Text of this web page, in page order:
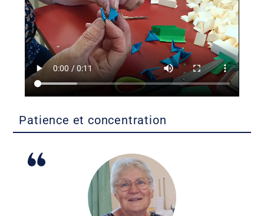
Patience et concentration